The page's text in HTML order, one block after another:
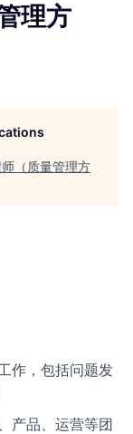
理方
（质量管理方
作，包括问题发
产品、运营等团